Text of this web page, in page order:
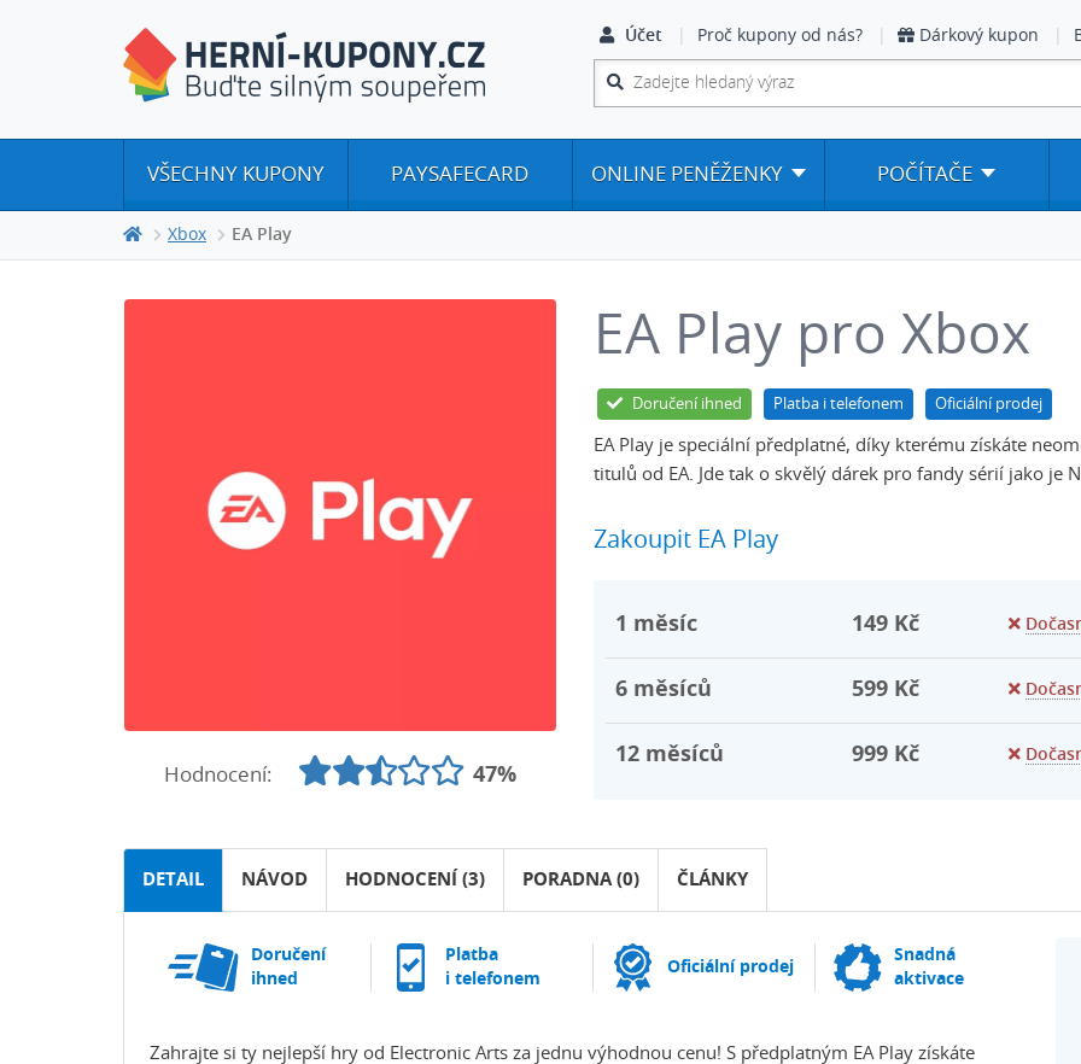
Účet Proč kupony od nás? Dárkový kupon
VŠECHNY KUPONY PAYSAFECARD ONLINE PENĚŽENKY POČÍTAČE
Xbox EA Play
EA Play pro Xbox
Doručení ihned Platba i telefonem Oficiální prodej
EA Play je speciální předplatné, díky kterému získáte
titulů od EA. Jde tak o skvělý dárek pro fandy sérií jako je
Zakoupit EA Play
1 měsíc 149 Kč
6 měsíců 599 Kč
12 měsíců 999 Kč
Hodnocení: 47%
DETAIL NÁVOD HODNOCENÍ (3) PORADNA (0) ČLÁNKY
Doručení
ihned
Platba
i telefonem
Oficiální prodej
Snadná
aktivace
Zahrajte si ty nejlepší hry od Electronic Arts za jednu výhodnou cenu! S předplatným EA Play získáte